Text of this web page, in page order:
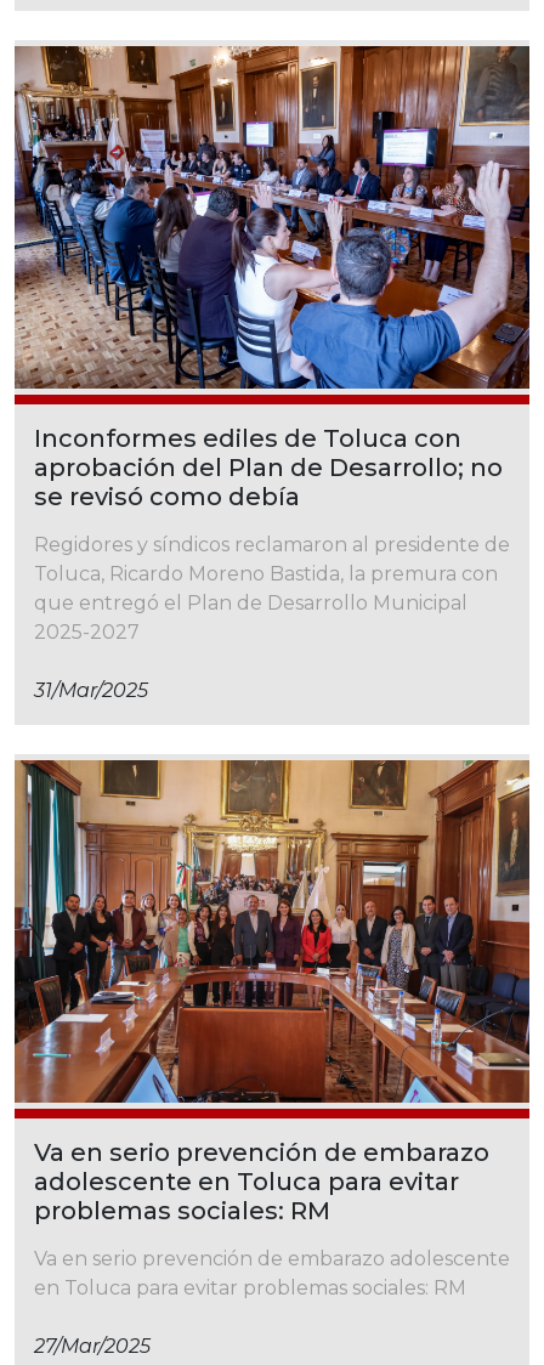
Inconformes ediles de Toluca con
aprobación del Plan de Desarrollo; no
se revisó como debía
Regidores y síndicos reclamaron al presidente de
Toluca, Ricardo Moreno Bastida, la premura con
que entregó el Plan de Desarrollo Municipal
2025-2027
31/mar/2025
Va en serio prevención de embarazo
adolescente en Toluca para evitar
problemas sociales: RM
Va en serio prevención de embarazo adolescente
en Toluca para evitar problemas sociales: RM
27/mar/2025